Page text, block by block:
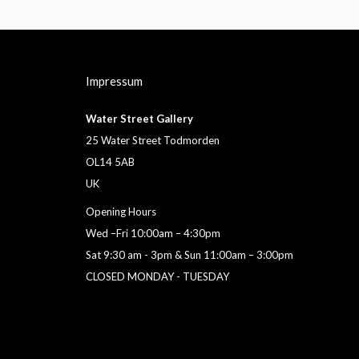
Impressum
Water Street Gallery
25 Water Street Todmorden
OL14 5AB
UK
Opening Hours
Wed –Fri 10:00am – 4:30pm
Sat 9:30 am - 3pm & Sun 11:00am – 3:00pm
CLOSED MONDAY - TUESDAY